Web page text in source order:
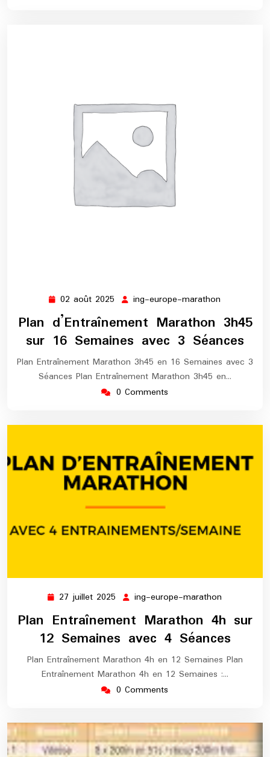
02 août 2025 02
2025
ing-europe-marathon
europe-
marathon
Plan d’Entraînement Marathon 3h45
sur 16 Semaines avec 3 Séances
Plan Entraînement Marathon 3h45 en 16 Semaines avec 3
Séances Plan Entraînement Marathon 3h45 en…
0 Comments
27 juillet 2025 27
juillet
2025
ing-europe-marathon
marathon
Plan Entraînement Marathon 4h sur
12 Semaines avec 4 Séances
Plan Entraînement Marathon 4h en 12 Semaines Plan
Entraînement Marathon 4h en 12 Semaines :…
0 Comments